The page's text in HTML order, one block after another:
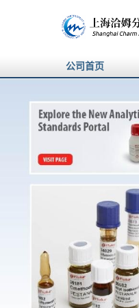
公司首页